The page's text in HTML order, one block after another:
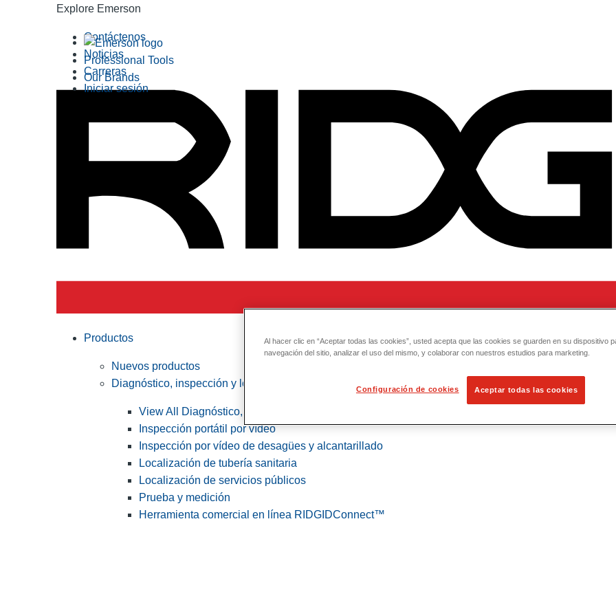
Explore Emerson
Professional Tools
Our Brands
Contáctenos
Noticias
Carreras
Iniciar sesión
Productos
Nuevos productos
Diagnóstico, inspección y localización
View All Diagnóstico, inspección y localización
Inspección portátil por vídeo
Inspección por vídeo de desagües y alcantarillado
Localización de tubería sanitaria
Localización de servicios públicos
Prueba y medición
Herramienta comercial en línea RIDGIDConnect™
Al hacer clic en “Aceptar todas las cookies”, usted acepta que las cookies se guarden en su dispositivo
navegación del sitio, analizar el uso del mismo, y colaborar con nuestros estudios para marketing.
Configuración de cookies Aceptar todas las cookies